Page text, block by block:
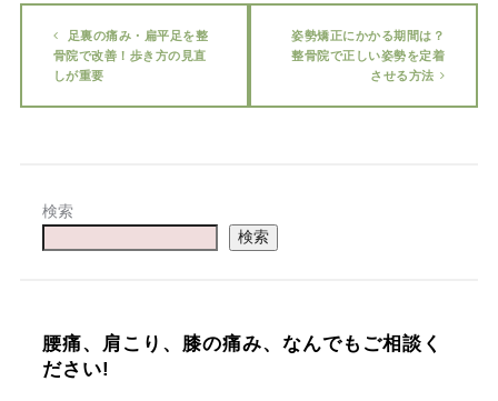
足裏の痛み・扁平足を整
骨院で改善！歩き方の見直
しが重要
姿勢矯正にかかる期間は？
整骨院で正しい姿勢を定着
させる方法
検索
検索
腰痛、肩こり、膝の痛み、なんでもご相談く
ださい!